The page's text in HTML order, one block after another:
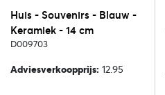
Huis - Souvenirs - Blauw -
Keramiek - 14 cm
D009703
Adviesverkoopprijs: 12.95